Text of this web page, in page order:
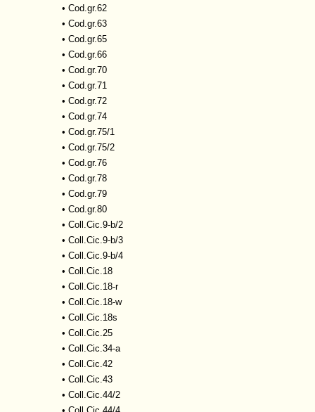
• Cod.gr.62
• Cod.gr.63
• Cod.gr.65
• Cod.gr.66
• Cod.gr.70
• Cod.gr.71
• Cod.gr.72
• Cod.gr.74
• Cod.gr.75/1
• Cod.gr.75/2
• Cod.gr.76
• Cod.gr.78
• Cod.gr.79
• Cod.gr.80
• Coll.Cic.9-b/2
• Coll.Cic.9-b/3
• Coll.Cic.9-b/4
• Coll.Cic.18
• Coll.Cic.18-r
• Coll.Cic.18-w
• Coll.Cic.18s
• Coll.Cic.25
• Coll.Cic.34-a
• Coll.Cic.42
• Coll.Cic.43
• Coll.Cic.44/2